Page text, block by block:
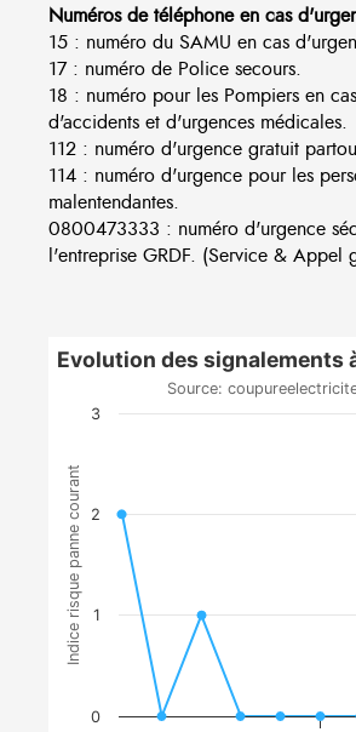
Numéros de téléphone en cas
15 : numéro du SAMU en cas
17 : numéro de Police secours.
18 : numéro pour les Pompiers en
d'accidents et d'urgences médicales.
112 : numéro d'urgence gratuit
114 : numéro d'urgence pour les
malentendantes.
0800473333 : numéro d'urgence
l'entreprise GRDF. (Service & Appel
Indice risque panne courant
Evolution des signalements
Source:
0
1
2
3